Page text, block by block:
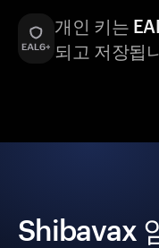
개인 키는
되고 저장됩
Shibavax